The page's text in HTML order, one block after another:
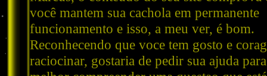
você mantem sua cachola em permanente
funcionamento e isso, a meu ver, é bom.
Reconhecendo que voce tem gosto e
raciocinar, gostaria de pedir sua ajuda para